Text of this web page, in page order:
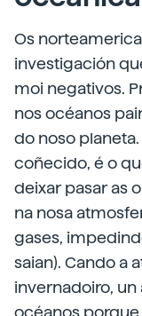
Os
investigación
moi negativos.
nos océanos
do noso
coñecido, é o
deixar pasar as
na nosa
gases,
saian). Cando a
invernadoiro, un
océanos porque